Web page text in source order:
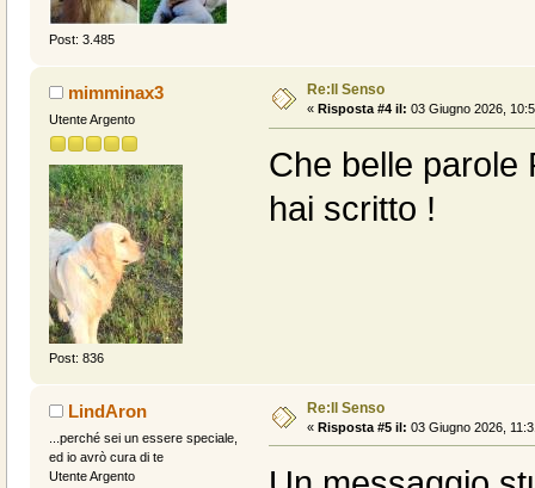
Post: 3.485
mimminax3
Utente Argento
Post: 836
Re:Il Senso
« Risposta #4 il: 03 Giugno 2026,
Che belle parole
hai scritto !
LindAron
...perché sei un essere speciale,
ed io avrò cura di te
Utente Argento
Re:Il Senso
« Risposta #5 il: 03 Giugno 2026,